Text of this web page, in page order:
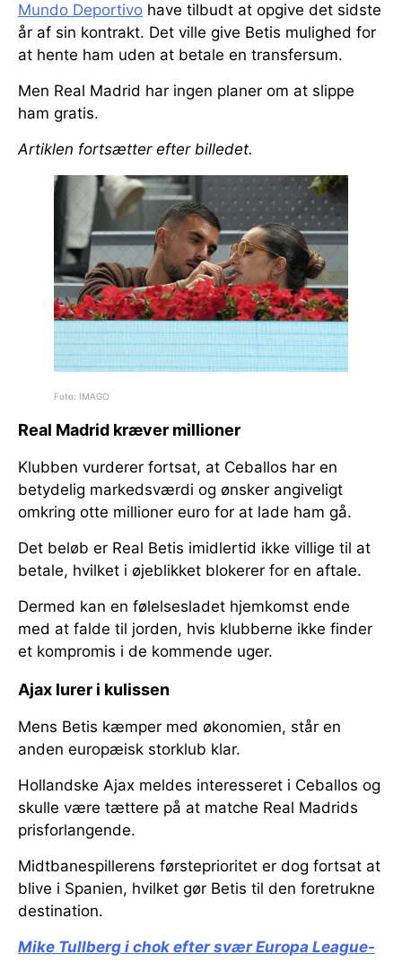
Mundo Deportivo have tilbudt at opgive det sidste
år af sin kontrakt. Det ville give Betis mulighed for
at hente ham uden at betale en transfersum.
Men Real Madrid har ingen planer om at slippe
ham gratis.
Artiklen fortsætter efter billedet.
Foto: IMAGO
Real Madrid kræver millioner
Klubben vurderer fortsat, at Ceballos har en
betydelig markedsværdi og ønsker angiveligt
omkring otte millioner euro for at lade ham gå.
Det beløb er Real Betis imidlertid ikke villige til at
betale, hvilket i øjeblikket blokerer for en aftale.
Dermed kan en følelsesladet hjemkomst ende
med at falde til jorden, hvis klubberne ikke finder
et kompromis i de kommende uger.
Ajax lurer i kulissen
Mens Betis kæmper med økonomien, står en
anden europæisk storklub klar.
Hollandske Ajax meldes interesseret i Ceballos og
skulle være tættere på at matche Real Madrids
prisforlangende.
Midtbanespillerens førsteprioritet er dog fortsat at
blive i Spanien, hvilket gør Betis til den foretrukne
destination.
Mike Tullberg i chok efter svær Europa League-